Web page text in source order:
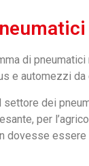
di
e automezzi da
dei
per
dovesse